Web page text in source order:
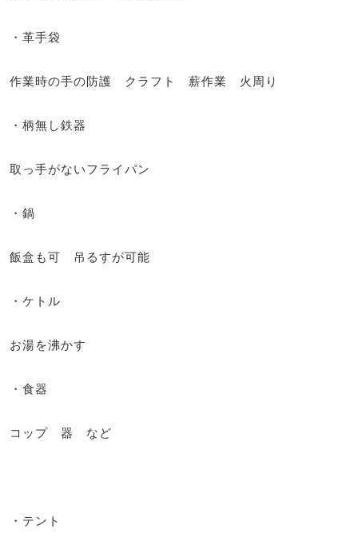
・革手袋
作業時の手の防護 クラフト 薪作業 火周り
・柄無し鉄器
取っ手がないフライパン
・鍋
飯盒も可 吊るすが可能
・ケトル
お湯を沸かす
・食器
コップ 器 など
・テント